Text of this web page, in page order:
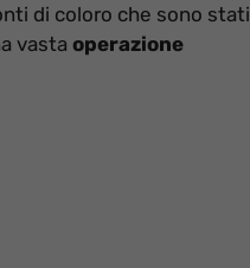
di coloro che sono stati
vasta operazione